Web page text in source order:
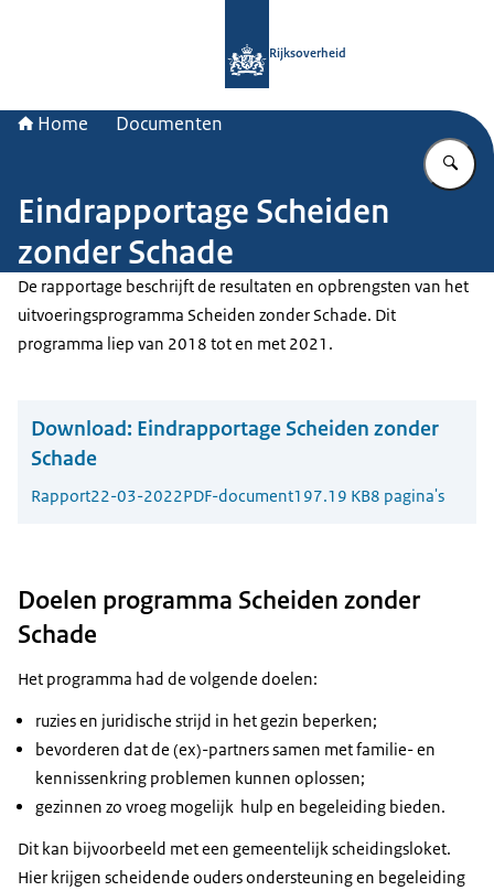
Rijksoverheid
Home Documenten
Eindrapportage Scheiden
zonder Schade
De rapportage beschrijft de resultaten en opbrengsten van het
uitvoeringsprogramma Scheiden zonder Schade. Dit
programma liep van 2018 tot en met 2021.
Download: Eindrapportage Scheiden zonder
Schade
Rapport22-03-2022PDF-document197.19 KB8 pagina's
Doelen programma Scheiden zonder
Schade
Het programma had de volgende doelen:
ruzies en juridische strijd in het gezin beperken;
bevorderen dat de (ex)-partners samen met familie- en
kennissenkring problemen kunnen oplossen;
gezinnen zo vroeg mogelijk hulp en begeleiding bieden.
Dit kan bijvoorbeeld met een gemeentelijk scheidingsloket.
Hier krijgen scheidende ouders ondersteuning en begeleiding